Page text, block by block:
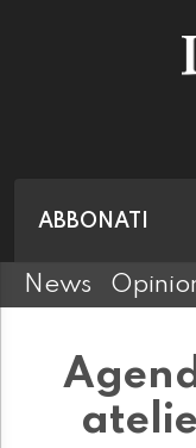
ABBONATI
News